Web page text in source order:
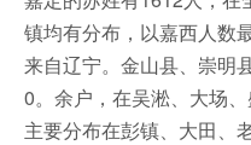
镇均有分布，以嘉西人数
来自辽宁。金山县、崇明
0。余户，在吴淞、大场
主要分布在彭镇、大田、